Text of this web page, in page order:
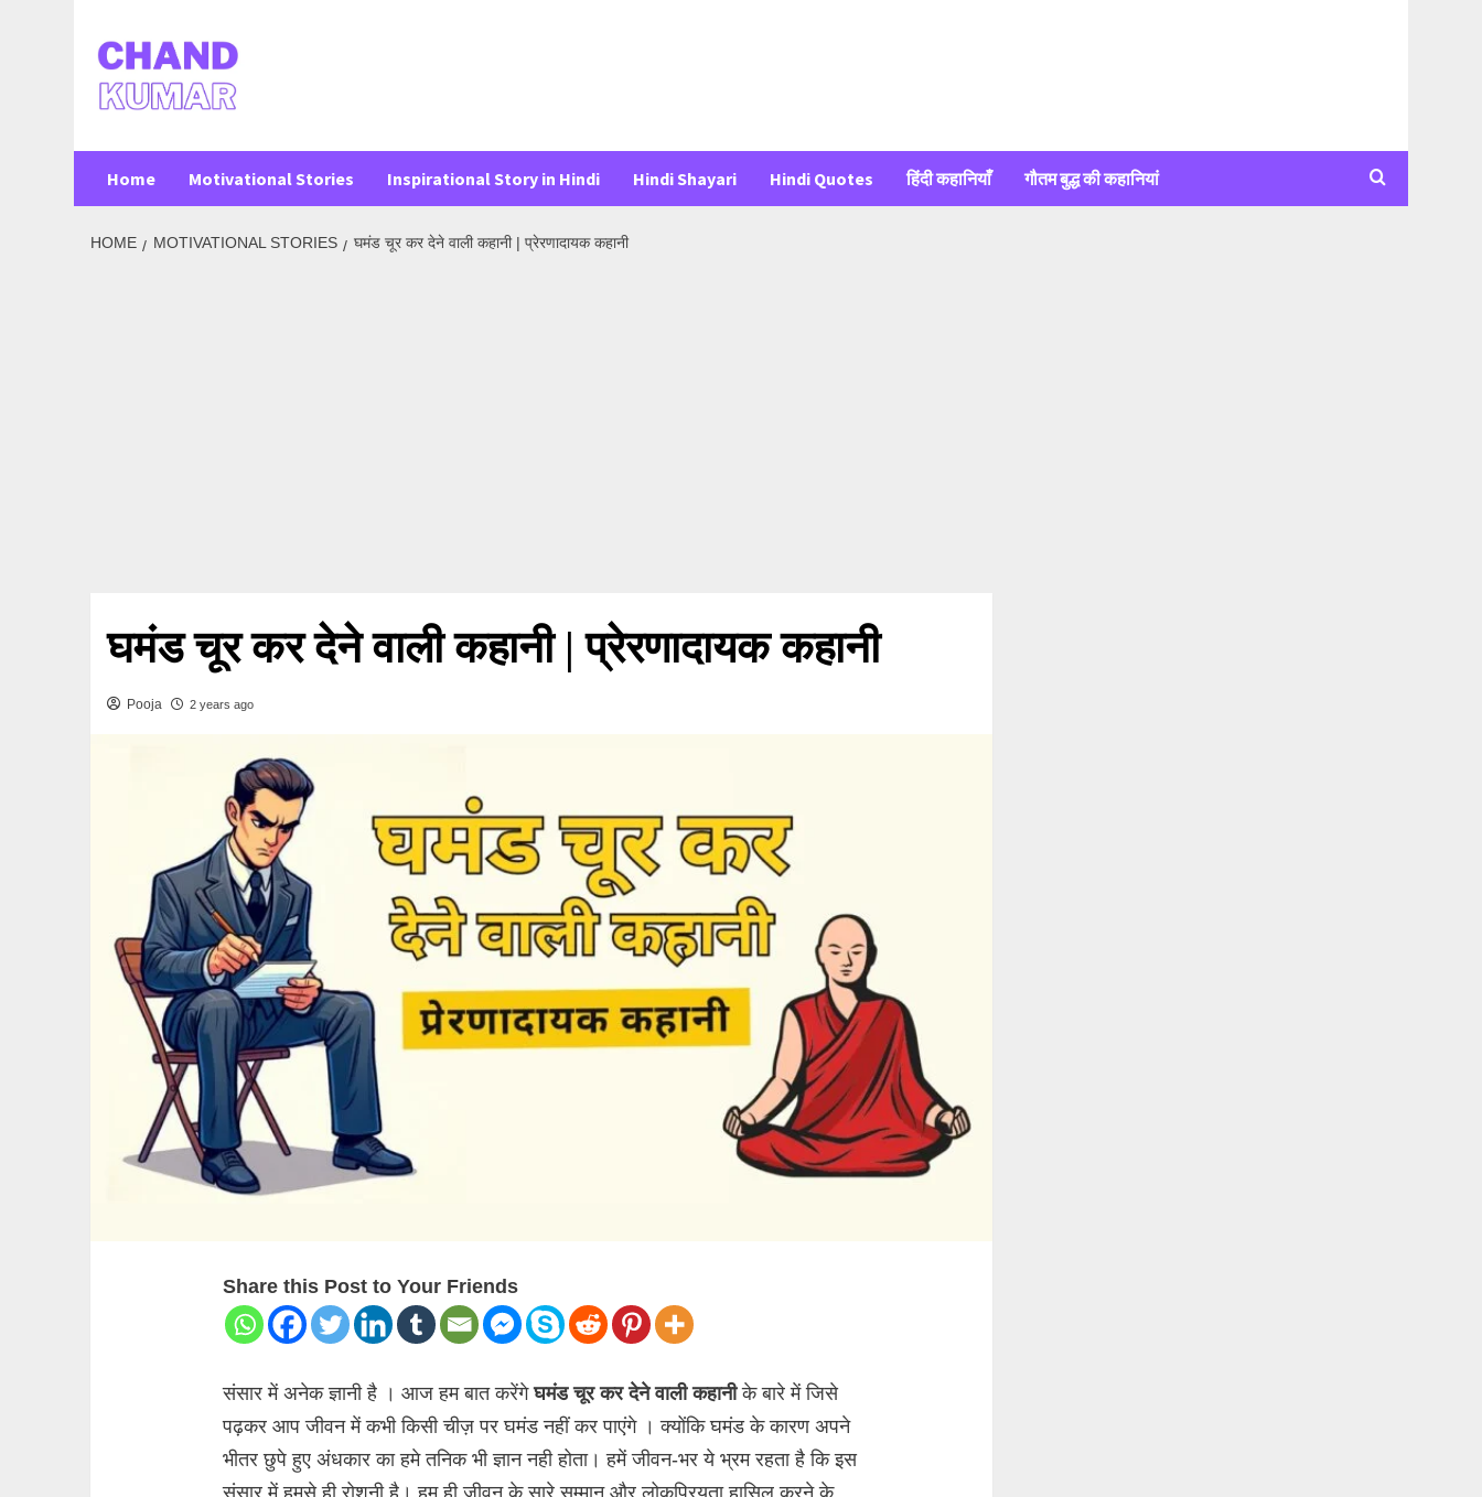
content
Home Motivational Stories Inspirational Story in Hindi Hindi Shayari Hindi Quotes हिंदी कहानियाँ गौतम बुद्ध की कहानियां
HOME MOTIVATIONAL STORIES घमंड चूर कर देने वाली कहानी | प्रेरणादायक कहानी
घमंड चूर कर देने वाली कहानी | प्रेरणादायक कहानी
Pooja 2 years ago
Share this Post to Your Friends
संसार में अनेक ज्ञानी है । आज हम बात करेंगेघमंड चूर कर देने वाली कहानीके बारे में जिसे
पढ़कर आप जीवन में कभी किसी चीज़ पर घमंड नहीं कर पाएंगे । क्योंकि घमंड के कारण अपने
भीतर छुपे हुए अंधकार का हमे तनिक भी ज्ञान नही होता। हमें जीवन-भर ये भ्रम रहता है कि इस